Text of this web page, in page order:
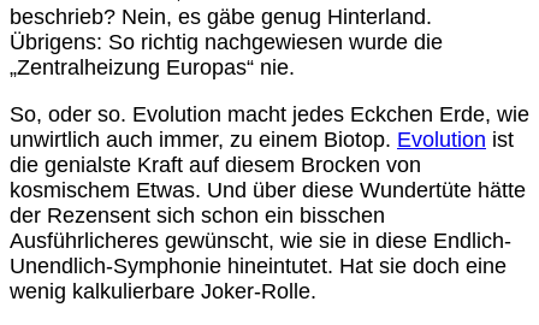
beschrieb? Nein, es gäbe genug Hinterland.
Übrigens: So richtig nachgewiesen wurde die
„Zentralheizung Europas“ nie.
So, oder so. Evolution macht jedes Eckchen Erde, wie
unwirtlich auch immer, zu einem Biotop. Evolution ist
die genialste Kraft auf diesem Brocken von
kosmischem Etwas. Und über diese Wundertüte hätte
der Rezensent sich schon ein bisschen
Ausführlicheres gewünscht, wie sie in diese Endlich-
Unendlich-Symphonie hineintutet. Hat sie doch eine
wenig kalkulierbare Joker-Rolle.